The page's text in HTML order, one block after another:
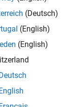
(Deutsch)
(English)
(English)
Deutsch
English